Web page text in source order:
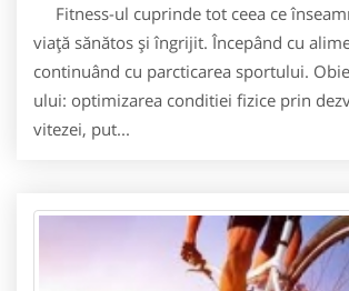
Fitness-ul cuprinde tot ceea ce
viață sănătos și îngrijit. Începând cu
continuând cu parcticarea sportului.
ului: optimizarea conditiei fizice prin
vitezei, put...